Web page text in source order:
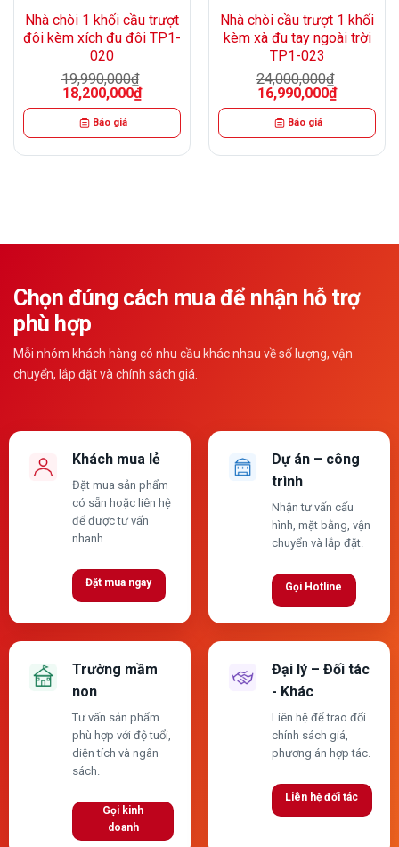
Nhà chòi 1 khối cầu trượt
đôi kèm xích đu đôi TP1-
020
19,990,000₫
Giá
gốc
19,990,000₫.
18,200,000₫Giá
hiện
18,200,000₫.
Báo giá
Nhà chòi cầu trượt 1 khối
kèm xà đu tay ngoài trời
TP1-023
24,000,000₫
Giá
gốc
24,000,000₫.
16,990,000₫Giá
hiện
Báo giá
Chọn đúng cách mua để nhận hỗ trợ
phù hợp
Mỗi nhóm khách hàng có nhu cầu khác nhau về số lượng, vận
chuyển, lắp đặt và chính sách giá.
Khách mua lẻ
Đặt mua sản phẩm
có sẵn hoặc liên hệ
để được tư vấn
nhanh.
Đặt mua ngay
Dự án – công
trình
Nhận tư vấn cấu
hình, mặt bằng, vận
chuyển và lắp đặt.
Gọi Hotline
Trường mầm
non
Tư vấn sản phẩm
phù hợp với độ tuổi,
diện tích và ngân
sách.
Gọi kinh
doanh
Đại lý – Đối tác
- Khác
Liên hệ để trao đổi
chính sách giá,
phương án hợp tác.
Liên hệ đối tác